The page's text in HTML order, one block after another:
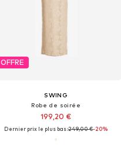
OFFRE
SWING
Robe de soirée
199,20 €
Dernier prix le plus bas :249,00 €-20%